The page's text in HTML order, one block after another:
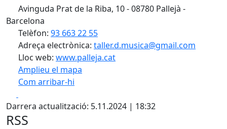
Avinguda Prat de la Riba, 10 - 08780 Pallejà -
Barcelona
Telèfon: 93 663 22 55
Adreça electrònica: taller.d.musica@gmail.com
Lloc web: www.palleja.cat
Amplieu el mapa
Com arribar-hi
+
−
Darrera actualització: 5.11.2024 | 18:32
RSS